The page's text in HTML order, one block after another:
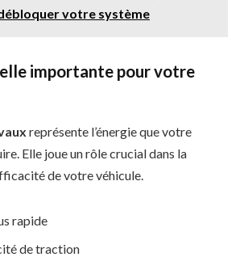
votre système
importante pour votre
représente l’énergie que votre
Elle joue un rôle crucial dans la
de votre véhicule.
rapide
de traction